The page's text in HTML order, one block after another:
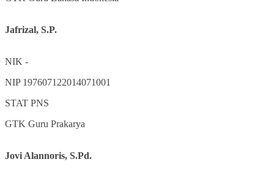
Jafrizal, S.P.
NIK -
NIP 197607122014071001
STAT PNS
GTK Guru Prakarya
Jovi Alannoris, S.Pd.